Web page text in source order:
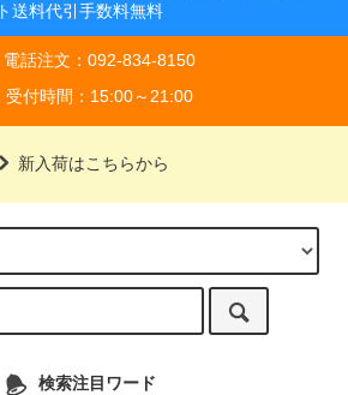
ト送料代引手数料無料
電話注文：092-834-8150
受付時間：15:00～21:00
新入荷はこちらから
検索注目ワード